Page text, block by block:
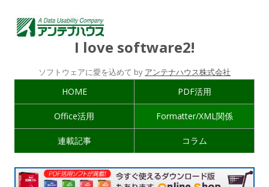
I love software2!
ソフトウェアに愛を込めて by アンテナハウス株式会社
HOME PDF活用
Office活用 Formatter/XML関係
連載記事 コラム